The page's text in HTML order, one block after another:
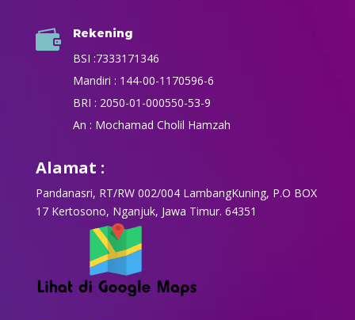
 Rekening
BSI :7333171346
Mandiri : 144-00-1170596-6
BRI : 2050-01-000550-53-9
An : Mochamad Cholil Hamzah
Alamat :
Pandanasri, RT/RW 002/004 LambangKuning, P.O BOX
17 Kertosono, Nganjuk, Jawa Timur. 64351